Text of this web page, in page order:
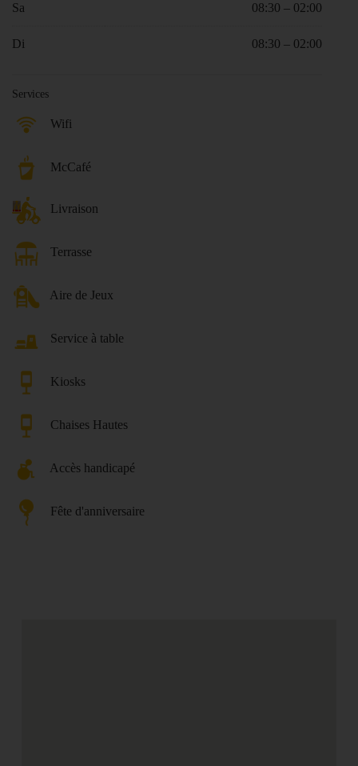
Sa 08:30 – 02:00
Di 08:30 – 02:00
Services
Wifi
McCafé
Livraison
Terrasse
Aire de Jeux
Service à table
Kiosks
Chaises Hautes
Accès handicapé
Fête d'anniversaire